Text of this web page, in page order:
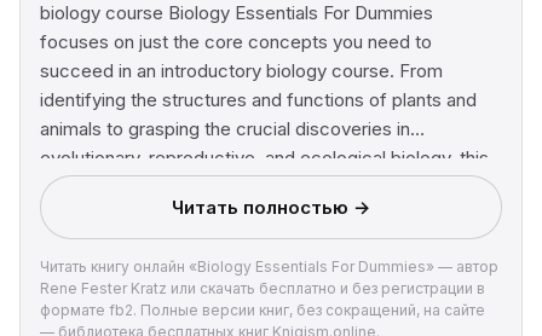
biology course Biology Essentials For Dummies
focuses on just the core concepts you need to
succeed in an introductory biology course. From
identifying the structures and functions of plants and
animals to grasping the crucial discoveries in
evolutionary, reproductive, and ecological biology, this
easy-to-follow guide lets you skip the suffering and
score high at exam time. Get down to basics – master
the fundamentals, from understanding what biologists
study to how living things are classified The chemistry
of life – find out what you need to know about atoms,
Читать полностью →
Читать книгу онлайн «Biology Essentials For Dummies» — автор
Rene Fester Kratz или скачать бесплатно и без регистрации в
формате fb2. Полные версии книг, без сокращений, на сайте
— библиотека бесплатных книг Knigism.online.